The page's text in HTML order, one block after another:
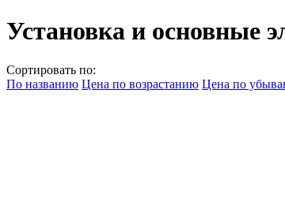
Установка и основные
Сортировать по:
По названию Цена по возрастанию Цена по